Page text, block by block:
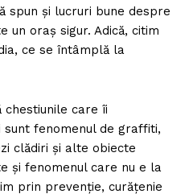
spun şi lucruri bune despre
un oraş sigur. Adică, citim
ce se întâmplă la
chestiunile care îi
sunt fenomenul de graffiti,
clădiri şi alte obiecte
şi fenomenul care nu e la
prin prevenţie, curăţenie